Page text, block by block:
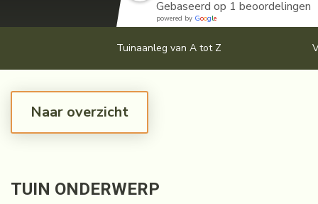
Gebaseerd op 1 beoordelingen
powered by Google
Tuinaanleg van A tot Z
Naar overzicht
TUIN ONDERWERP